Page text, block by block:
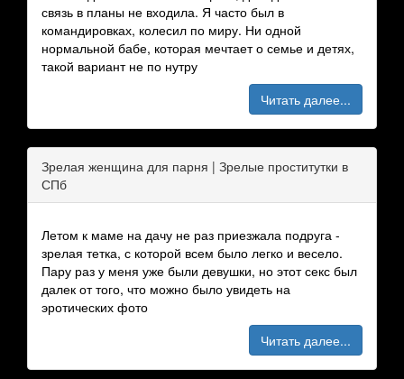
связь в планы не входила. Я часто был в
командировках, колесил по миру. Ни одной
нормальной бабе, которая мечтает о семье и детях,
такой вариант не по нутру
Читать далее...
Зрелая женщина для парня | Зрелые проститутки в
СПб
Летом к маме на дачу не раз приезжала подруга -
зрелая тетка, с которой всем было легко и весело.
Пару раз у меня уже были девушки, но этот секс был
далек от того, что можно было увидеть на
эротических фото
Читать далее...